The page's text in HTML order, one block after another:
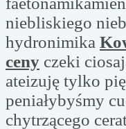
niebliskiego
hydronimika
ceny czeki
ateizuję tylko
peniałybyśmy
chytrzącego